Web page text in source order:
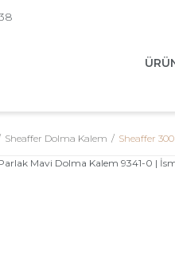
Sheaffer Dolma Kalem Sheaffer